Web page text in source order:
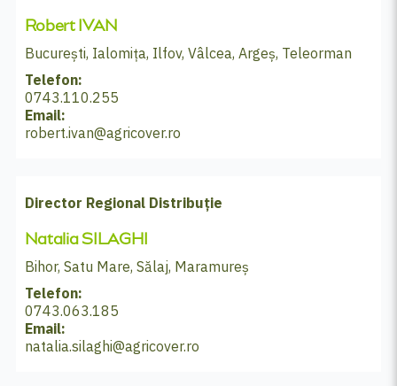
Robert IVAN
București, Ialomița, Ilfov, Vâlcea, Argeș, Teleorman
Telefon:
0743.110.255
Email:
robert.ivan@agricover.ro
Director Regional Distribuție
Natalia SILAGHI
Bihor, Satu Mare, Sălaj, Maramureș
Telefon:
0743.063.185
Email:
natalia.silaghi@agricover.ro